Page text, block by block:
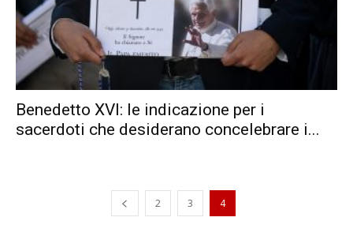
Benedetto XVI: le indicazione per i
sacerdoti che desiderano concelebrare i...
2 3 4